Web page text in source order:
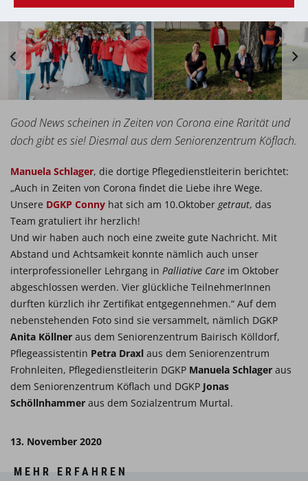
Good News scheinen in Zeiten von Corona eine Rarität und
doch gibt es sie! Diesmal aus dem Seniorenzentrum Köflach.
Manuela Schlager, die dortige Pflegedienstleiterin berichtet:
„Auch in Zeiten von Corona findet die Liebe ihre Wege.
Unsere DGKP Conny hat sich am 10.Oktober getraut, das
Team gratuliert ihr herzlich!
Und wir haben auch noch eine zweite gute Nachricht. Mit
Abstand und Achtsamkeit konnte nämlich auch unser
interprofessioneller Lehrgang in Palliative Care im Oktober
abgeschlossen werden. Vier glückliche TeilnehmerInnen
durften kürzlich ihr Zertifikat entgegennehmen.“ Auf dem
nebenstehenden Foto sind sie versammelt, nämlich DGKP
Anita Köllner aus dem Seniorenzentrum Bairisch Kölldorf,
Pflegeassistentin Petra Draxl aus dem Seniorenzentrum
Frohnleiten, Pflegedienstleiterin DGKP Manuela Schlager aus
dem Seniorenzentrum Köflach und DGKP Jonas
Schöllnhammer aus dem Sozialzentrum Murtal.
13. November 2020
MEHR ERFAHREN